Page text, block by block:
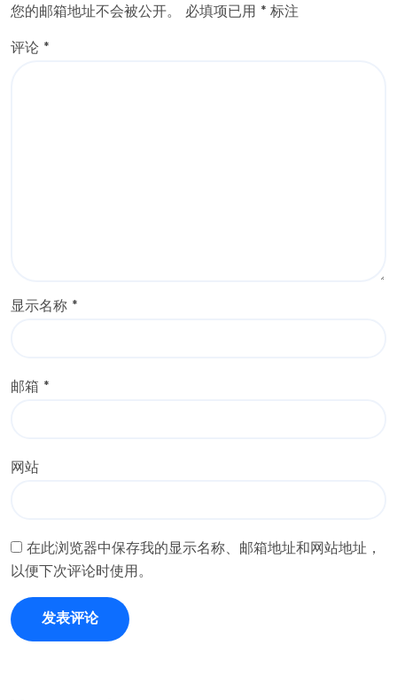
您的邮箱地址不会被公开。 必填项已用 * 标注
评论 *
显示名称 *
邮箱 *
网站
在此浏览器中保存我的显示名称、邮箱地址和网站地址，
以便下次评论时使用。